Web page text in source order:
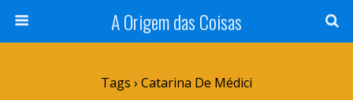
A Origem das Coisas
Tags › Catarina De Médici